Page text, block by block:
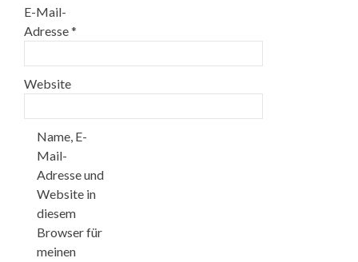
E-Mail-
Adresse*
Website
Name, E-
Mail-
Adresse und
Website in
diesem
Browser für
meinen